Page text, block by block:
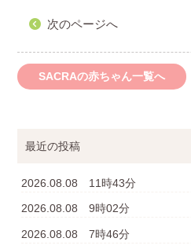
次のページへ
SACRAの赤ちゃん一覧へ
最近の投稿
2026.08.08 11時43分
2026.08.08 9時02分
2026.08.08 7時46分